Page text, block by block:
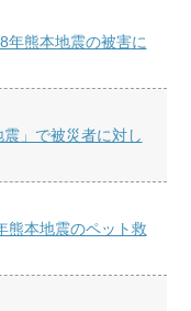
年熊本地震の被害に
」で被災者に対し
熊本地震のペット救